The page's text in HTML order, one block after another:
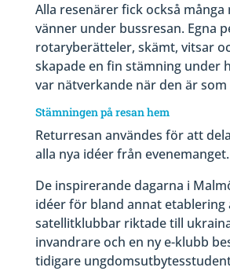
Alla resenärer fick också många
vänner under bussresan. Egna
rotaryberätteler, skämt, vitsar
skapade en fin stämning under
var nätverkande när den är som
Stämningen på resan hem
Returresan användes för att
alla nya idéer från evenemanget.
De inspirerande dagarna i
idéer för bland annat etablering
satellitklubbar riktade till
invandrare och en ny e-klubb
tidigare